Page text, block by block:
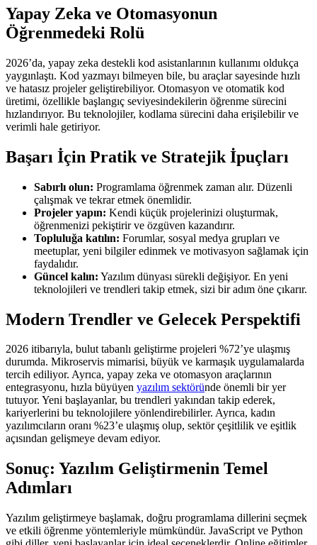
Yapay Zeka ve Otomasyonun
Öğrenmedeki Rolü
2026’da, yapay zeka destekli kod asistanlarının kullanımı oldukça
yaygınlaştı. Kod yazmayı bilmeyen bile, bu araçlar sayesinde hızlı
ve hatasız projeler geliştirebiliyor. Otomasyon ve otomatik kod
üretimi, özellikle başlangıç seviyesindekilerin öğrenme sürecini
hızlandırıyor. Bu teknolojiler, kodlama sürecini daha erişilebilir ve
verimli hale getiriyor.
Başarı İçin Pratik ve Stratejik İpuçları
Sabırlı olun: Programlama öğrenmek zaman alır. Düzenli
çalışmak ve tekrar etmek önemlidir.
Projeler yapın: Kendi küçük projelerinizi oluşturmak,
öğrenmenizi pekiştirir ve özgüven kazandırır.
Topluluğa katılın: Forumlar, sosyal medya grupları ve
meetuplar, yeni bilgiler edinmek ve motivasyon sağlamak için
faydalıdır.
Güncel kalın: Yazılım dünyası sürekli değişiyor. En yeni
teknolojileri ve trendleri takip etmek, sizi bir adım öne çıkarır.
Modern Trendler ve Gelecek Perspektifi
2026 itibarıyla, bulut tabanlı geliştirme projeleri %72’ye ulaşmış
durumda. Mikroservis mimarisi, büyük ve karmaşık uygulamalarda
tercih ediliyor. Ayrıca, yapay zeka ve otomasyon araçlarının
entegrasyonu, hızla büyüyen yazılım sektöründe önemli bir yer
tutuyor. Yeni başlayanlar, bu trendleri yakından takip ederek,
kariyerlerini bu teknolojilere yönlendirebilirler. Ayrıca, kadın
yazılımcıların oranı %23’e ulaşmış olup, sektör çeşitlilik ve eşitlik
açısından gelişmeye devam ediyor.
Sonuç: Yazılım Geliştirmenin Temel
Adımları
Yazılım geliştirmeye başlamak, doğru programlama dillerini seçmek
ve etkili öğrenme yöntemleriyle mümkündür. JavaScript ve Python